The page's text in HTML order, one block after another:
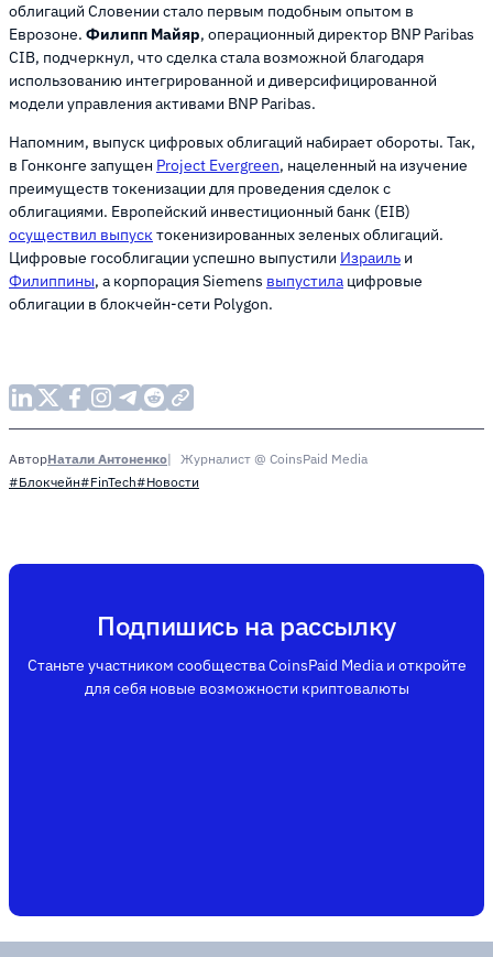
облигаций Словении стало первым подобным опытом в
Еврозоне. Филипп Майяр, операционный директор BNP Paribas
CIB, подчеркнул, что сделка стала возможной благодаря
использованию интегрированной и диверсифицированной
модели управления активами BNP Paribas.
Напомним, выпуск цифровых облигаций набирает обороты. Так,
в Гонконге запущен Project Evergreen, нацеленный на изучение
преимуществ токенизации для проведения сделок с
облигациями. Европейский инвестиционный банк (EIB)
осуществил выпусктокенизированных зеленых облигаций.
Цифровые гособлигации успешно выпустили Израиль и
Филиппины, а корпорация Siemens выпустила цифровые
облигации в блокчейн-сети Polygon.
АвторНатали Антоненко
Журналист @ CoinsPaid Media
#Блокчейн#FinTech#Новости
Подпишись на рассылку
Станьте участником сообщества CoinsPaid Media и откройте
для себя новые возможности криптовалюты